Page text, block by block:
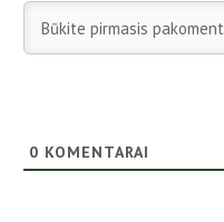
0 KOMENTARAI